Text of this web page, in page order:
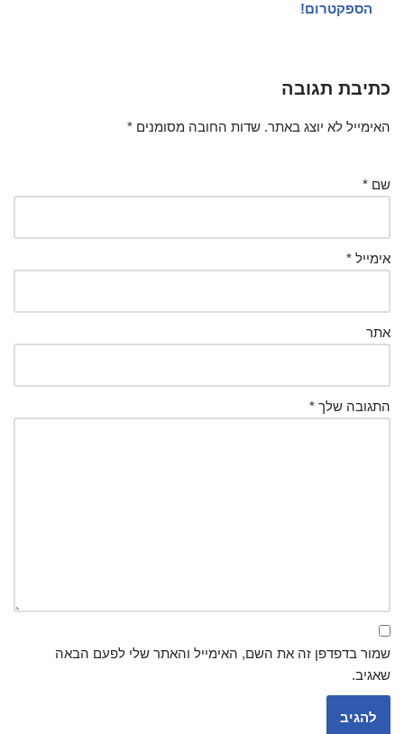
הספקטרום!
כתיבת תגובה
האימייל לא יוצג באתר. שדות החובה מסומנים *
שם *
אימייל *
אתר
התגובה שלך *
שמור בדפדפן זה את השם, האימייל והאתר שלי לפעם הבאה
שאגיב.